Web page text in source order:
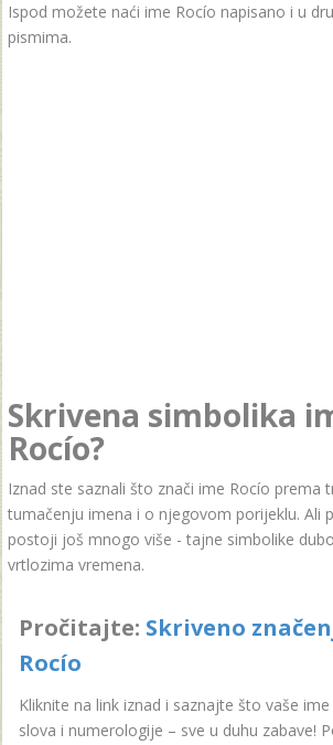
Ispod možete naći ime Rocío napisano i u
pismima.
Skrivena simbolika
Rocío?
Iznad ste saznali što znači ime Rocío prema
tumačenju imena i o njegovom porijeklu. Ali
postoji još mnogo više - tajne simbolike
vrtlozima vremena.
Pročitajte: Skriveno
Rocío
Kliknite na link iznad i saznajte što vaše
slova i numerologije – sve u duhu zabave!